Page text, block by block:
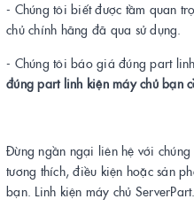
- Chúng tôi biết được tầm quan
chủ chính hãng đã qua sử dụng.
- Chúng tôi báo giá đúng part
đúng part linh kiện máy chủ bạn
Đừng ngần ngại liên hệ với
tương thích, điều kiện hoặc sản
bạn. Linh kiện máy chủ